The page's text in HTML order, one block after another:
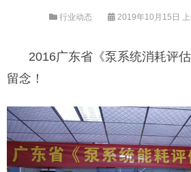
行业动态 2019年10月15日
2016广东省《泵系统消耗评
留念！